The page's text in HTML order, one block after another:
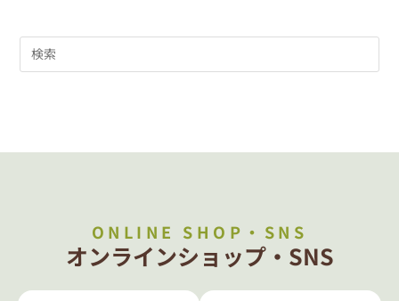
ONLINE SHOP・SNS
オンラインショップ・SNS